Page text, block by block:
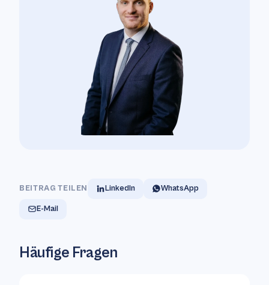
BEITRAG TEILEN LinkedIn WhatsApp
E-Mail
Häufige Fragen